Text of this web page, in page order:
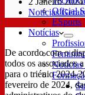
Oficial
ESports
Notícias
Notícias
Notícias Gerais
De acordo com o
todos os associados
para o triénio 2024-
fevereiro de 2024,